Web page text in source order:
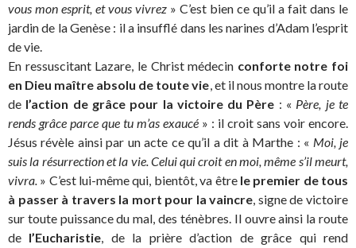
vous mon esprit, et vous vivrez » C’est bien ce qu’il a fait dans le
jardin de la Genèse : il a insufflé dans les narines d’Adam l’esprit
de vie.
En ressuscitant Lazare, le Christ médecin conforte notre foi
en Dieu maître absolu de toute vie, et il nous montre la route
de l’action de grâce pour la victoire du Père : « Père, je te
rends grâce parce que tu m’as exaucé » : il croit sans voir encore.
Jésus révèle ainsi par un acte ce qu’il a dit à Marthe : « Moi, je
suis la résurrection et la vie. Celui qui croit en moi, même s’il meurt,
vivra. » C’est lui-même qui, bientôt, va être le premier de tous
à passer à travers la mort pour la vaincre, signe de victoire
sur toute puissance du mal, des ténèbres. Il ouvre ainsi la route
de l’Eucharistie, de la prière d’action de grâce qui rend